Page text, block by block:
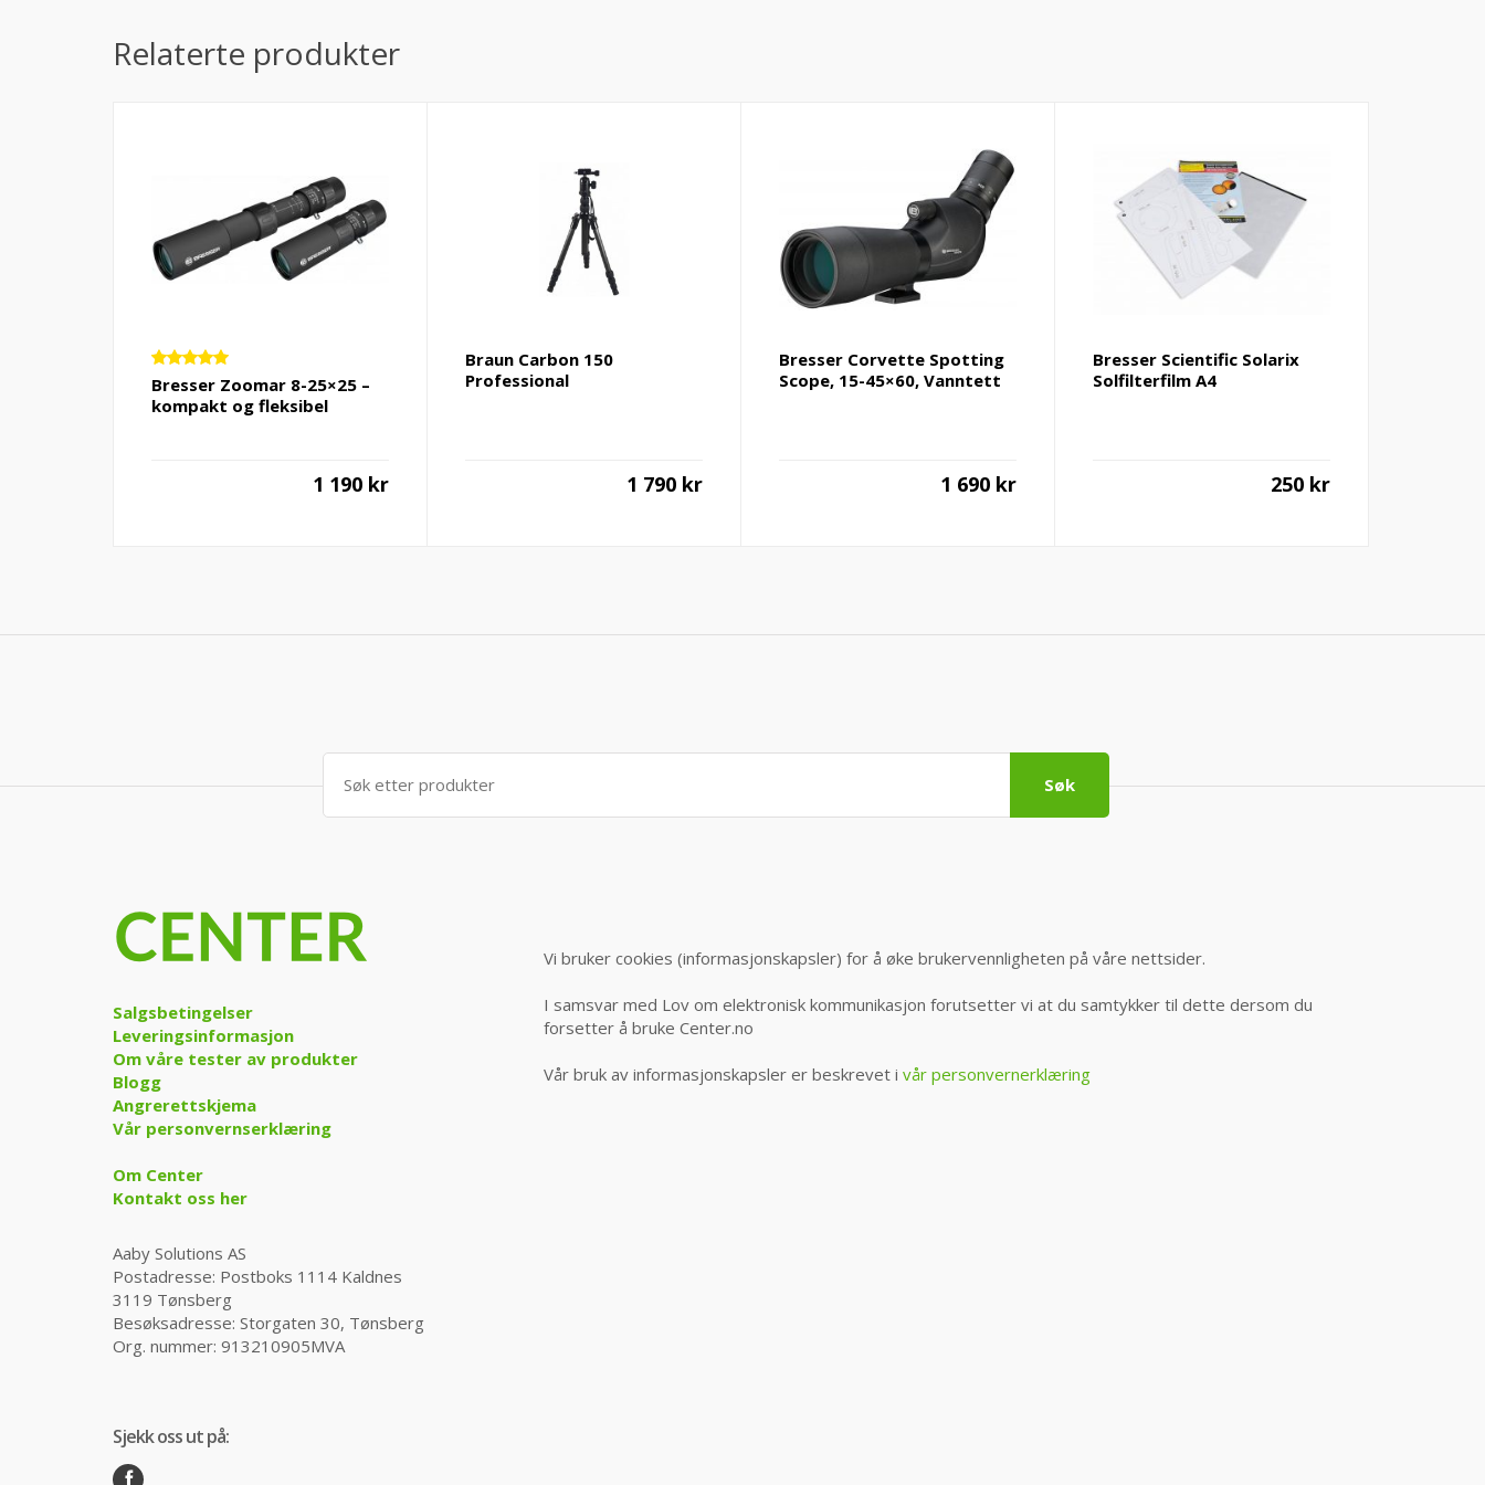
Relaterte produkter
Vurdert
5.00av 5
Bresser Zoomar 8-25×25 –
kompakt og fleksibel
1 190 kr
Braun Carbon 150
Professional
1 790 kr
Bresser Corvette Spotting
Scope, 15-45×60, Vanntett
1 690 kr
Bresser Scientific Solarix
Solfilterfilm A4
250 kr
Søk
etter:
Søk
Salgsbetingelser
Leveringsinformasjon
Om våre tester av produkter
Blogg
Angrerettskjema
Vår personvernserklæring
Om Center
Kontakt oss her
Aaby Solutions AS
Postadresse: Postboks 1114 Kaldnes
3119 Tønsberg
Besøksadresse: Storgaten 30, Tønsberg
Org. nummer: 913210905MVA
Sjekk oss ut på:
Vi bruker cookies (informasjonskapsler) for å øke brukervennligheten på våre nettsider.
I samsvar med Lov om elektronisk kommunikasjon forutsetter vi at du samtykker til dette dersom du
forsetter å bruke Center.no
Vår bruk av informasjonskapsler er beskrevet i vår personvernerklæring